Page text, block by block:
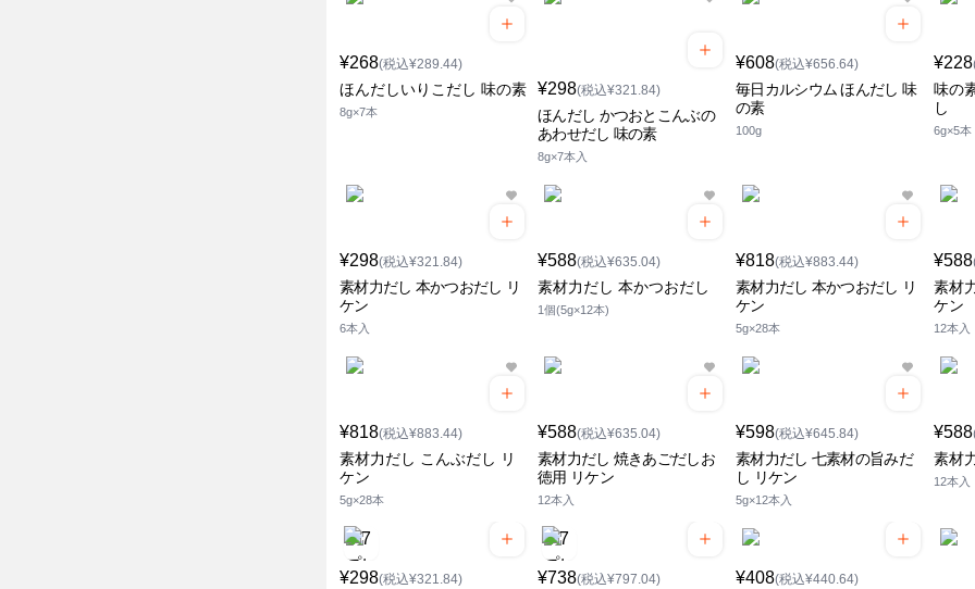
¥268(税込¥289.44)
ほんだしいりこだし 味の素
8g×7本
¥298(税込¥321.84)
ほんだし かつおとこんぶの
あわせだし 味の素
8g×7本入
¥608(税込¥656.64)
毎日カルシウム ほんだし 味
の素
100g
¥228
味の
し
6g×5本
¥298(税込¥321.84)
素材力だし 本かつおだし リ
ケン
6本入
¥588(税込¥635.04)
素材力だし 本かつおだし
1個(5g×12本)
¥818(税込¥883.44)
素材力だし 本かつおだし リ
ケン
5g×28本
¥588
素材
ケン
12本入
¥818(税込¥883.44)
素材力だし こんぶだし リ
ケン
5g×28本
¥588(税込¥635.04)
素材力だし 焼きあごだしお
徳用 リケン
12本入
¥598(税込¥645.84)
素材力だし 七素材の旨みだ
し リケン
5g×12本入
¥588
素材
12本入
¥298(税込¥321.84) ¥738(税込¥797.04) ¥408(税込¥440.64)